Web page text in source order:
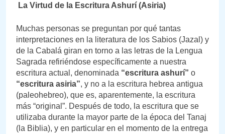
La Virtud de la Escritura Ashurí (Asiria)
Muchas personas se preguntan por qué tantas
interpretaciones en la literatura de los Sabios (Jazal) y
de la Cabalá giran en torno a las letras de la Lengua
Sagrada refiriéndose específicamente a nuestra
escritura actual, denominada “escritura ashurí” o
“escritura asiria”, y no a la escritura hebrea antigua
(paleohebreo), que es, aparentemente, la escritura
más “original”. Después de todo, la escritura que se
utilizaba durante la mayor parte de la época del Tanaj
(la Biblia), y en particular en el momento de la entrega